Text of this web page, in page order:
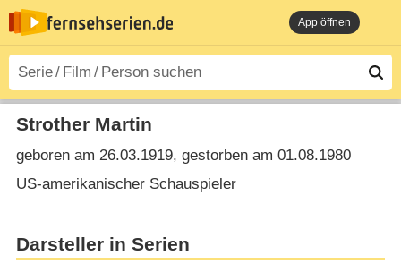
App öffnen
Strother Martin
geboren am 26.03.1919, gestorben am 01.08.1980
US-amerikanischer Schauspieler
Darsteller in Serien